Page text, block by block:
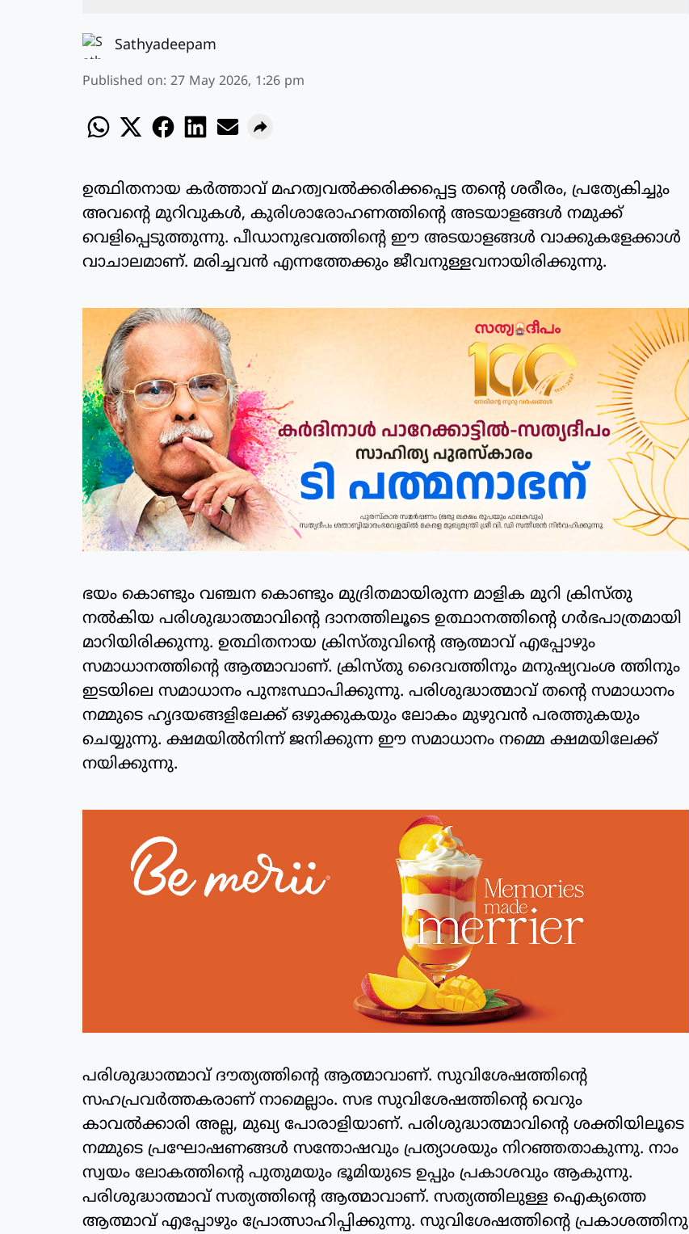
Sathyadeepam
Published on: 27 May 2026, 1:26 pm
ഉത്ഥിതനായ കര്‍ത്താവ് മഹത്വവല്‍ക്കരിക്കപ്പെട്ട തന്റെ ശരീരം, പ്രത്യേകിച്ചും
അവന്റെ മുറിവുകള്‍, കുരിശാരോഹണത്തിന്റെ അടയാളങ്ങള്‍ നമുക്ക്
വെളിപ്പെടുത്തുന്നു. പീഡാനുഭവത്തിന്റെ ഈ അടയാളങ്ങള്‍ വാക്കുകളേക്കാള്‍
വാചാലമാണ്. മരിച്ചവന്‍ എന്നത്തേക്കും ജീവനുള്ളവനായിരിക്കുന്നു.
ഭയം കൊണ്ടും വഞ്ചന കൊണ്ടും മുദ്രിതമായിരുന്ന മാളിക മുറി ക്രിസ്തു
നല്‍കിയ പരിശുദ്ധാത്മാവിന്റെ ദാനത്തിലൂടെ ഉത്ഥാനത്തിന്റെ ഗര്‍ഭപാത്രമായി
മാറിയിരിക്കുന്നു. ഉത്ഥിതനായ ക്രിസ്തുവിന്റെ ആത്മാവ് എപ്പോഴും
സമാധാനത്തിന്റെ ആത്മാവാണ്. ക്രിസ്തു ദൈവത്തിനും മനുഷ്യവംശ ത്തിനും
ഇടയിലെ സമാധാനം പുനഃസ്ഥാപിക്കുന്നു. പരിശുദ്ധാത്മാവ് തന്റെ സമാധാനം
നമ്മുടെ ഹൃദയങ്ങളിലേക്ക് ഒഴുക്കുകയും ലോകം മുഴുവന്‍ പരത്തുകയും
ചെയ്യുന്നു. ക്ഷമയില്‍നിന്ന് ജനിക്കുന്ന ഈ സമാധാനം നമ്മെ ക്ഷമയിലേക്ക്
നയിക്കുന്നു.
പരിശുദ്ധാത്മാവ് ദൗത്യത്തിന്റെ ആത്മാവാണ്. സുവിശേഷത്തിന്റെ
സഹപ്രവര്‍ത്തകരാണ് നാമെല്ലാം. സഭ സുവിശേഷത്തിന്റെ വെറും
കാവല്‍ക്കാരി അല്ല, മുഖ്യ പോരാളിയാണ്. പരിശുദ്ധാത്മാവിന്റെ ശക്തിയിലൂടെ
നമ്മുടെ പ്രഘോഷണങ്ങള്‍ സന്തോഷവും പ്രത്യാശയും നിറഞ്ഞതാകുന്നു. നാം
സ്വയം ലോകത്തിന്റെ പുതുമയും ഭൂമിയുടെ ഉപ്പും പ്രകാശവും ആകുന്നു.
പരിശുദ്ധാത്മാവ് സത്യത്തിന്റെ ആത്മാവാണ്. സത്യത്തിലുള്ള ഐക്യത്തെ
ആത്മാവ് എപ്പോഴും പ്രോത്സാഹിപ്പിക്കുന്നു. സുവിശേഷത്തിന്റെ പ്രകാശത്തിനു